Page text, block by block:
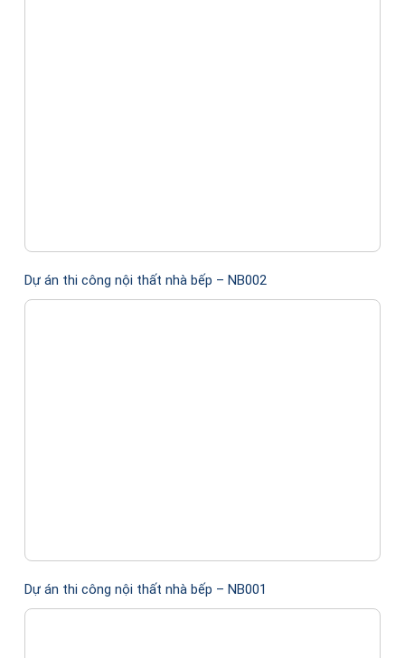
Dự án thi công nội thất nhà bếp – NB002
Dự án thi công nội thất nhà bếp – NB001